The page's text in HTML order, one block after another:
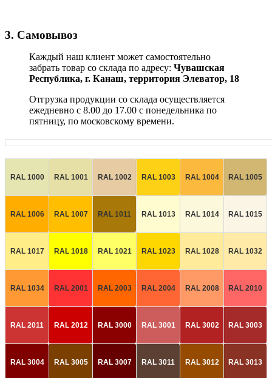
3. Самовывоз
Каждый наш клиент может самостоятельно
забрать товар со склада по адресу: Чувашская
Республика, г. Канаш, территория Элеватор, 18
Отгрузка продукции со склада осуществляется
ежедневно с 8.00 до 17.00 с понедельника по
пятницу, по московскому времени.
RAL 1000 RAL 1001 RAL 1002 RAL 1003 RAL 1004 RAL 1005
RAL 1006 RAL 1007 RAL 1011 RAL 1013 RAL 1014 RAL 1015
RAL 1017 RAL 1018 RAL 1021 RAL 1023 RAL 1028 RAL 1032
RAL 1034 RAL 2001 RAL 2003 RAL 2004 RAL 2008 RAL 2010
RAL 2011 RAL 2012 RAL 3000 RAL 3001 RAL 3002 RAL 3003
RAL 3004 RAL 3005 RAL 3007 RAL 3011 RAL 3012 RAL 3013